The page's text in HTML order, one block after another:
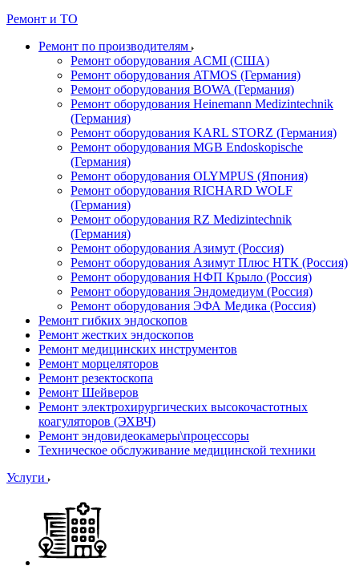
Ремонт и ТО
Ремонт по производителям
Ремонт оборудования ACMI (США)
Ремонт оборудования ATMOS (Германия)
Ремонт оборудования BOWA (Германия)
Ремонт оборудования Heinemann Medizintechnik
(Германия)
Ремонт оборудования KARL STORZ (Германия)
Ремонт оборудования MGB Endoskopische
(Германия)
Ремонт оборудования OLYMPUS (Япония)
Ремонт оборудования RICHARD WOLF
(Германия)
Ремонт оборудования RZ Medizintechnik
(Германия)
Ремонт оборудования Азимут (Россия)
Ремонт оборудования Азимут Плюс НТК (Россия)
Ремонт оборудования НФП Крыло (Россия)
Ремонт оборудования Эндомедиум (Россия)
Ремонт оборудования ЭФА Медика (Россия)
Ремонт гибких эндоскопов
Ремонт жестких эндоскопов
Ремонт медицинских инструментов
Ремонт морцеляторов
Ремонт резектоскопа
Ремонт Шейверов
Ремонт электрохирургических высокочастотных
коагуляторов (ЭХВЧ)
Ремонт эндовидеокамеры\процессоры
Техническое обслуживание медицинской техники
Услуги